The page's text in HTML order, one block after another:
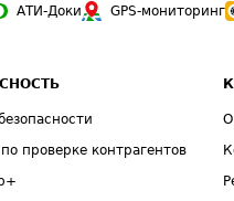
АТИ-Доки GPS-мониторинг
проверке контрагентов
О